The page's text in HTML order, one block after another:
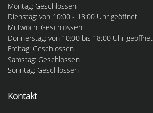
Montag: Geschlossen
Dienstag: von 10:00 - 18:00 Uhr geöffnet
Mittwoch: Geschlossen
Donnerstag: von 10:00 bis 18:00 Uhr geöffnet
Freitag: Geschlossen
Samstag: Geschlossen
Sonntag: Geschlossen
Kontakt